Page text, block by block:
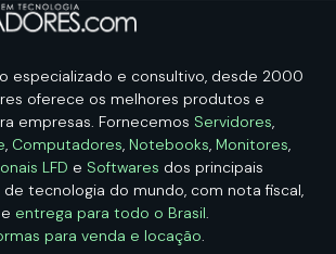
especializado e consultivo, desde 2000
oferece os melhores produtos e
empresas. Fornecemos Servidores
Computadores Notebooks Monitores
LFD e Softwares dos principais
tecnologia do mundo, com nota fiscal,
entrega para todo o Brasil
para venda e locação